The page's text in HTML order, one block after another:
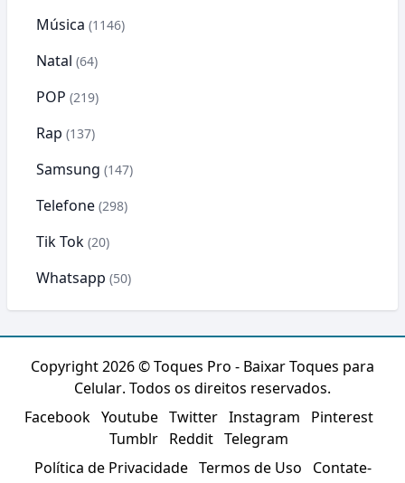
Música (1146)
Natal (64)
POP (219)
Rap (137)
Samsung (147)
Telefone (298)
Tik Tok (20)
Whatsapp (50)
Copyright 2026 ©Toques Pro - Baixar Toques para
Celular. Todos os direitos reservados.
Facebook Youtube Twitter Instagram
Pinterest
Tumblr Reddit Telegram
Política de Privacidade Termos de Uso
Contate-